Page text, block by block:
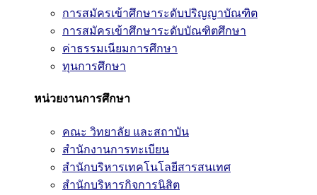
การสมัครเข้าศึกษาระดับปริญญาบัณฑิต
การสมัครเข้าศึกษาระดับบัณฑิตศึกษา
ค่าธรรมเนียมการศึกษา
ทุนการศึกษา
หน่วยงานการศึกษา
คณะ วิทยาลัย และสถาบัน
สำนักงานการทะเบียน
สำนักบริหารเทคโนโลยีสารสนเทศ
สำนักบริหารกิจการนิสิต